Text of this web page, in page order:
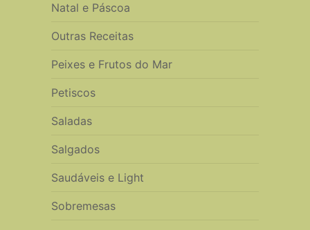
Natal e Páscoa
Outras Receitas
Peixes e Frutos do Mar
Petiscos
Saladas
Salgados
Saudáveis e Light
Sobremesas